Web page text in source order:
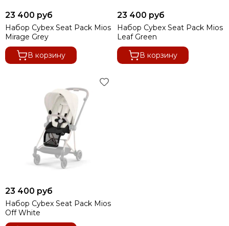
Коляски для двойни
23 400 руб
Набор Cybex Seat Pack Mios
Mirage Grey
В корзину
23 400 руб
Набор Cybex Seat Pack Mios
Leaf Green
В корзину
23 400 руб
Набор Cybex Seat Pack Mios
Off White